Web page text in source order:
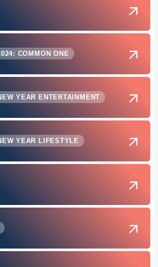
COMMON ONE
YEAR ENTERTAINMENT
YEAR LIFESTYLE